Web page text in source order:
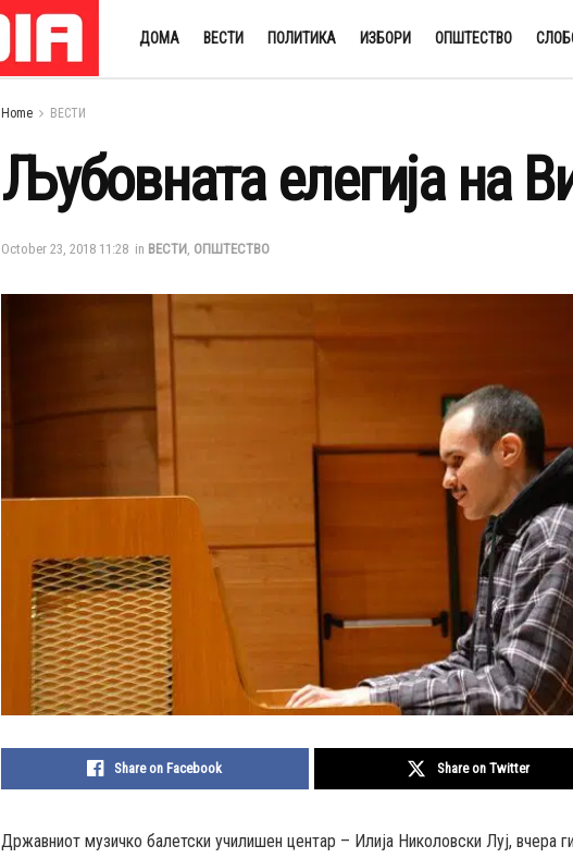
ДОМА ВЕСТИ ПОЛИТИКА ИЗБОРИ ОПШТЕСТВО
Home ВЕСТИ
Љубовната елегија на
October 23, 2018 11:28 in ВЕСТИ, ОПШТЕСТВО
Share on Facebook Share on Twitter
Државниот музичко балетски училишен центар – Илија Николовски Луј, вчера